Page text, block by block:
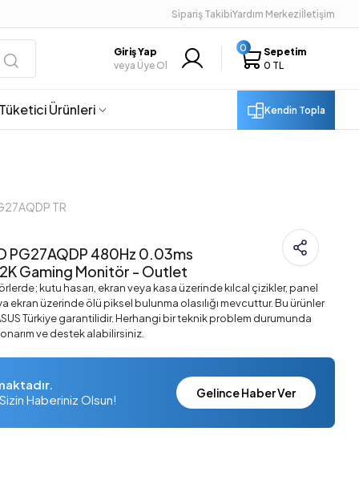
Sipariş TakibiYardım Merkeziİletişim
Giriş Yap
veya Üye Ol
0
Sepetim
0 TL
Tüketici Ürünleri Kendin Topla
TR
PG27AQDP 480Hz 0.03ms
Gaming Monitör - Outlet
kutu hasarı, ekran veya kasa üzerinde kılcal çizikler, panel
ekran üzerinde ölü piksel bulunma olasılığı mevcuttur. Bu ürünler
Türkiye garantilidir. Herhangi bir teknik problem durumunda
ve destek alabilirsiniz.
Haberiniz Olsun!
Gelince Haber Ver